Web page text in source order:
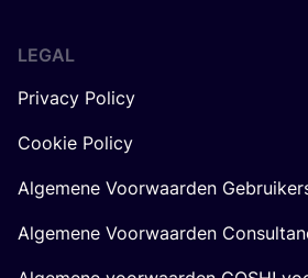
LEGAL
Privacy Policy
Cookie Policy
Algemene Voorwaarden
Algemene Voorwaarden